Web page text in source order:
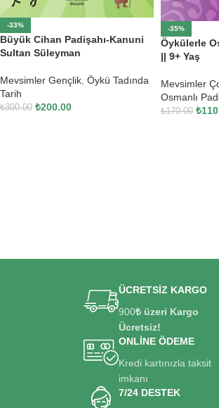
-33%
Büyük Cihan Padişahı-Kanuni
Sultan Süleyman
Mevsimler Gençlik, Öykü Tadında
Tarih
₺300.00 ₺200.00
-35%
Öykülerle
|| 9+ Yaş
Mevsimler
Osmanlı
₺170.00 ₺
ÜCRETSİZ KARGO
900₺ üzeri Kargo
Ücretsiz!
ONLİNE ÖDEME
Kredi kartınızla taksit
imkanı
7/24 DESTEK